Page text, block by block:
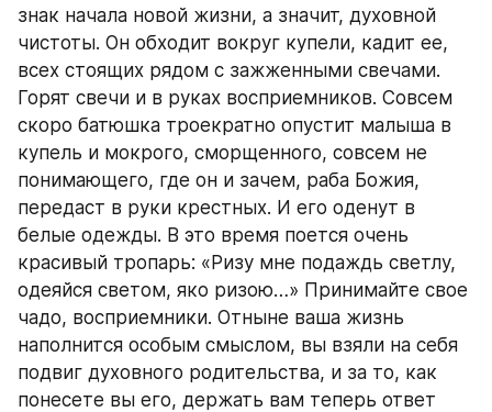
знак начала новой жизни, а значит, духовной
чистоты. Он обходит вокруг купели, кадит ее,
всех стоящих рядом с зажженными свечами.
Горят свечи и в руках восприемников. Совсем
скоро батюшка троекратно опустит малыша в
купель и мокрого, сморщенного, совсем не
понимающего, где он и зачем, раба Божия,
передаст в руки крестных. И его оденут в
белые одежды. В это время поется очень
красивый тропарь: «Ризу мне подаждь светлу,
одеяйся светом, яко ризою…» Принимайте свое
чадо, восприемники. Отныне ваша жизнь
наполнится особым смыслом, вы взяли на себя
подвиг духовного родительства, и за то, как
понесете вы его, держать вам теперь ответ